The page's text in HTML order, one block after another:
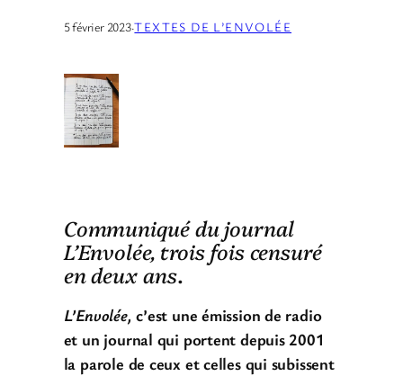
5 février 2023·TEXTES DE L’ENVOLÉE
Communiqué du journal
L’Envolée, trois fois censuré
en deux ans.
L’Envolée, c’est une émission de radio
et un journal qui portent depuis 2001
la parole de ceux et celles qui subissent